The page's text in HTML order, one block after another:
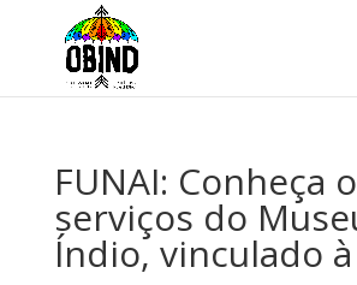
FUNAI: Conheça
serviços do
Índio, vinculado